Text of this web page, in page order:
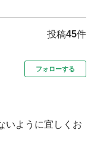
投稿45件
フォローする
いように宜しくお